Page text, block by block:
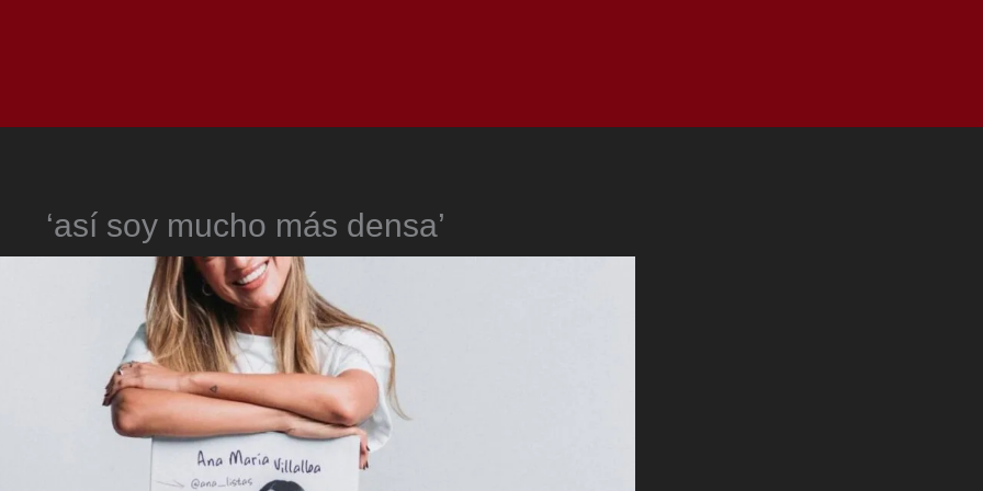
‘así soy mucho más densa’